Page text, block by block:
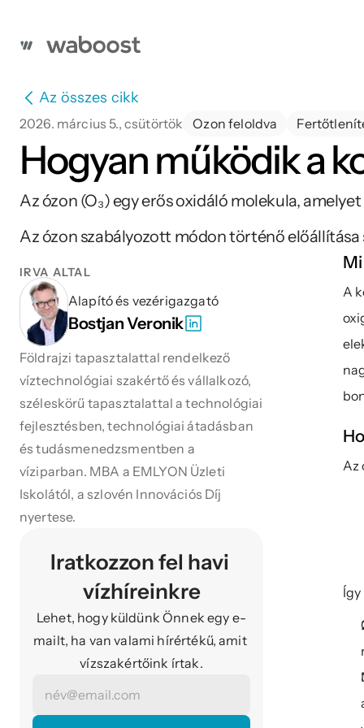
Az összes cikk
2026. március 5., csütörtök Ozon feloldva
Hogyan működik a
Az ózon (O₃) egy erős oxidáló molekula,
Az ózon szabályozott módon történő előállítása
ÍRVA ÁLTAL
Alapító és vezérigazgató
Bostjan Veronik
Földrajzi tapasztalattal rendelkező
víztechnológiai szakértő és vállalkozó,
széleskörű tapasztalattal a technológiai
fejlesztésben, technológiai átadásban
és tudásmenedzsmentben a
víziparban. MBA a EMLYON Üzleti
Iskolától, a szlovén Innovációs Díj
nyertese.
Iratkozzon fel havi
vízhíreinkre
Lehet, hogy küldünk Önnek egy e-
mailt, ha van valami hírértékű, amit
vízszakértőink írtak.
A
Az